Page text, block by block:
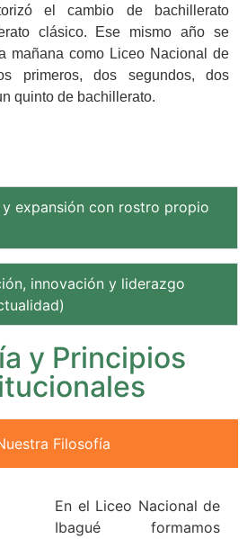
el cambio de bachillerato
clásico. Ese mismo año se
mañana como Liceo Nacional de
primeros, dos segundos, dos
quinto de bachillerato.
expansión con rostro propio
innovación y liderazgo
y Principios
Filosofía
En el Liceo Nacional de
Ibagué formamos